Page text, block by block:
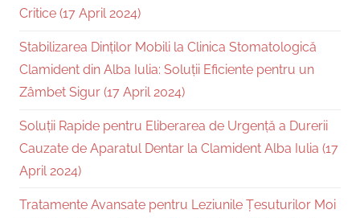
Critice (17 April 2024)
Stabilizarea Dinților Mobili la Clinica Stomatologică
Clamident din Alba Iulia: Soluții Eficiente pentru un
Zâmbet Sigur (17 April 2024)
Soluții Rapide pentru Eliberarea de Urgență a Durerii
Cauzate de Aparatul Dentar la Clamident Alba Iulia (17
April 2024)
Tratamente Avansate pentru Leziunile Țesuturilor Moi